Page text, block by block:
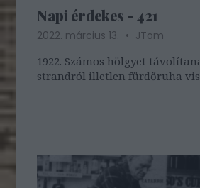
Napi érdekes - 421
2022. március 13.
JTom
1922. Számos hölgyet
strandról illetlen fürdőruha